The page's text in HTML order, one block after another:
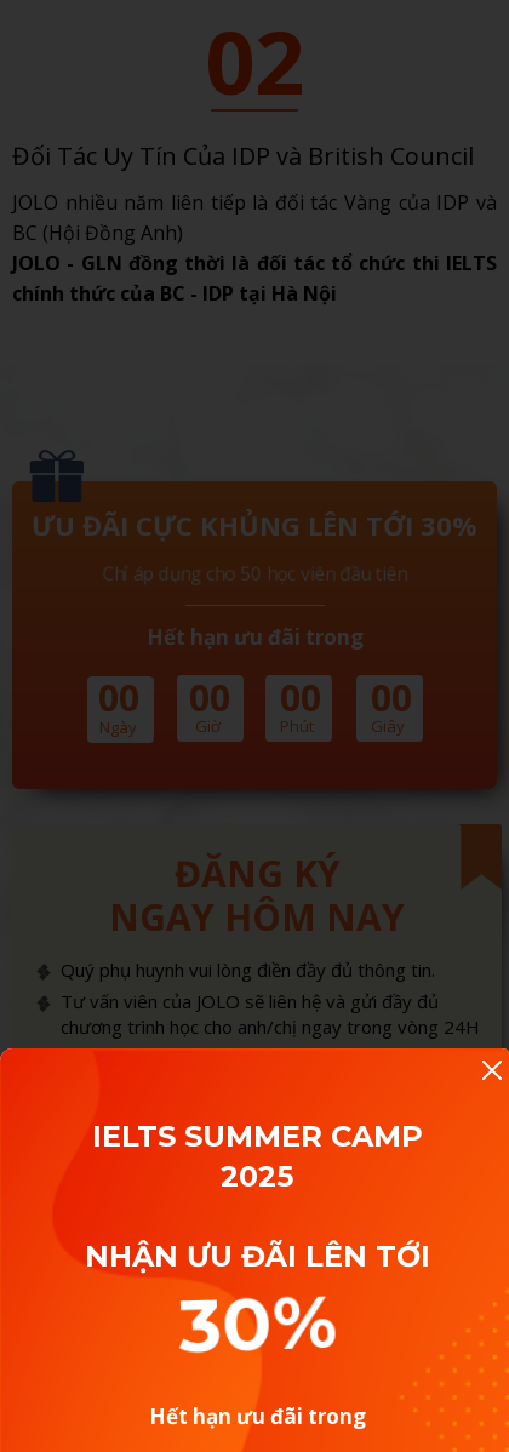
Đối Tác Uy Tín Của IDP và British Council
02
JOLO nhiều năm liên tiếp là đối tác Vàng của IDP và
BC (Hội Đồng Anh)
JOLO - GLN đồng thời là đối tác tổ chức thi IELTS
chính thức của BC - IDP tại Hà Nội
HOÀN TẤT
ĐĂNG KÝ
NGAY HÔM NAY
Chỉ áp dụng cho 50 học viên đầu tiên
Ngày Giờ Phút Giây
00 00 00 00
Hết hạn ưu đãi trong
ƯU ĐÃI CỰC KHỦNG LÊN TỚI 30%
Quý phụ huynh vui lòng điền đầy đủ thông tin.
Tư vấn viên của JOLO sẽ liên hệ và gửi đầy đủ
chương trình học cho anh/chị ngay trong vòng 24H
30%
IELTS SUMMER CAMP
2025
NHẬN ƯU ĐÃI LÊN TỚI
Hết hạn ưu đãi trong